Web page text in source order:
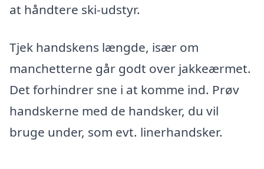
at håndtere ski-udstyr.
Tjek handskens længde, især om
manchetterne går godt over jakkeærmet.
Det forhindrer sne i at komme ind. Prøv
handskerne med de handsker, du vil
bruge under, som evt. linerhandsker.